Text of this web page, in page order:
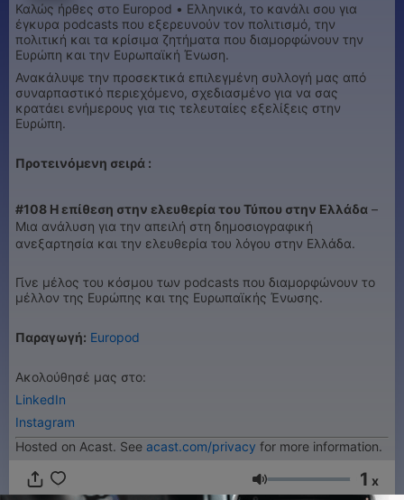
Καλώς ήρθες στο Europod • Ελληνικά, το κανάλι σου για
έγκυρα podcasts που εξερευνούν τον πολιτισμό, την
πολιτική και τα κρίσιμα ζητήματα που διαμορφώνουν την
Ευρώπη και την Ευρωπαϊκή Ένωση.
Ανακάλυψε την προσεκτικά επιλεγμένη συλλογή μας από
συναρπαστικό περιεχόμενο, σχεδιασμένο για να σας
κρατάει ενήμερους για τις τελευταίες εξελίξεις στην
Ευρώπη.
Προτεινόμενη σειρά :
#108 Η επίθεση στην ελευθερία του Τύπου στην Ελλάδα –
Μια ανάλυση για την απειλή στη δημοσιογραφική
ανεξαρτησία και την ελευθερία του λόγου στην Ελλάδα.
Γίνε μέλος του κόσμου των podcasts που διαμορφώνουν το
μέλλον της Ευρώπης και της Ευρωπαϊκής Ένωσης.
Παραγωγή: Europod
Ακολούθησέ μας στο:
LinkedIn
Instagram
Hosted on Acast. See acast.com/privacy for more information.
Volume 1 x